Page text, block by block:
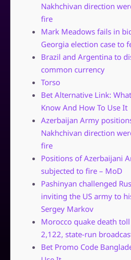
Nakhchivan direction
fire
Mark Meadows fails in
Georgia election case to
Brazil and Argentina to
common currency
Torso
Bet Alternative Link:
Know And How To Use It
Azerbaijan Army
Nakhchivan direction
fire
Positions of Azerbaijani
subjected to fire – MoD
Pashinyan challenged
inviting the US army to
Sergey Markov
Morocco quake death
2,122, state-run
Bet Promo Code